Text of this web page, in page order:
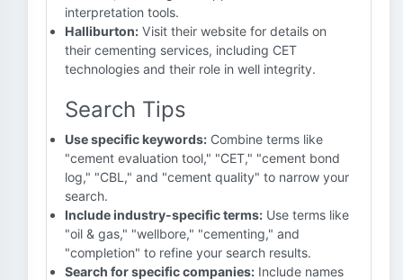
interpretation tools.
Halliburton: Visit their website for details on
their cementing services, including CET
technologies and their role in well integrity.
Search Tips
Use specific keywords: Combine terms like
"cement evaluation tool," "CET," "cement bond
log," "CBL," and "cement quality" to narrow your
search.
Include industry-specific terms: Use terms like
"oil & gas," "wellbore," "cementing," and
"completion" to refine your search results.
Search for specific companies: Include names